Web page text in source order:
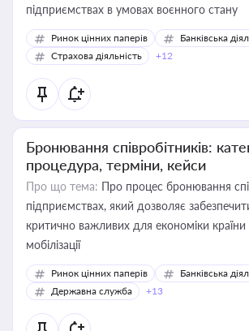
підприємствах в умовах воєнного стану
Ринок цінних паперів
Банківська
Страхова діяльність
+12
Бронювання співробітників:
процедура, терміни, кейси
Про що тема: Про процес бронювання
підприємствах, який дозволяє
критично важливих для економіки країни
мобілізації
Ринок цінних паперів
Банківська
Державна служба
+13